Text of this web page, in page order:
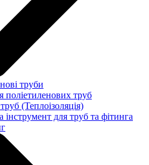
труби
поліетиленових труб
(Теплоізоляція)
інструмент для труб та фітинга